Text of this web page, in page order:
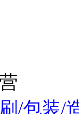
/包装/